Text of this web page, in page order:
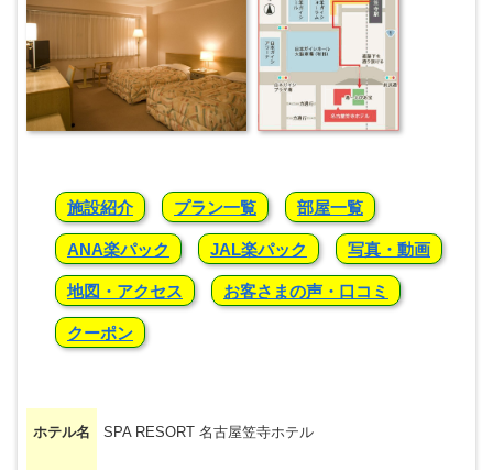
施設紹介 プラン一覧 部屋一覧
ANA楽パック JAL楽パック 写真・動画
地図・アクセス お客さまの声・口コミ
クーポン
ホテル名 SPA RESORT 名古屋笠寺ホテル